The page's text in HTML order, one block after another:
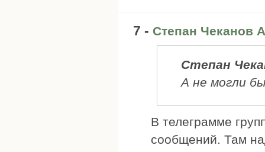
7 - Степан Чеканов
Степан
А не могли
В телеграмме
сообщений. Там